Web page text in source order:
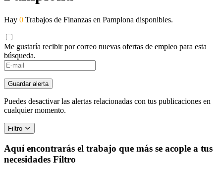
Hay 0 Trabajos de Finanzas en Pamplona disponibles.
Me gustaría recibir por correo nuevas ofertas de empleo para esta
búsqueda.
Guardar alerta
Puedes desactivar las alertas relacionadas con tus publicaciones en
cualquier momento.
Filtro
Aquí encontrarás el trabajo que más se acople a tus
necesidades Filtro